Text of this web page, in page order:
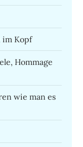
im Kopf
Hommage
wie man es